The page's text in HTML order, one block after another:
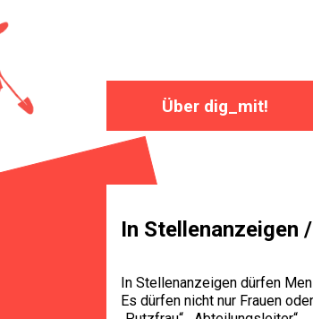
Über dig_mit!
In Stellenanzeigen
In Stellenanzeigen dürfen
Es dürfen nicht nur Frauen